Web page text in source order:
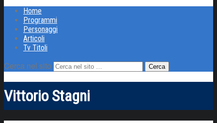
Home
Programmi
Personaggi
Articoli
Tv Titoli
Cerca nel sito
Vittorio Stagni